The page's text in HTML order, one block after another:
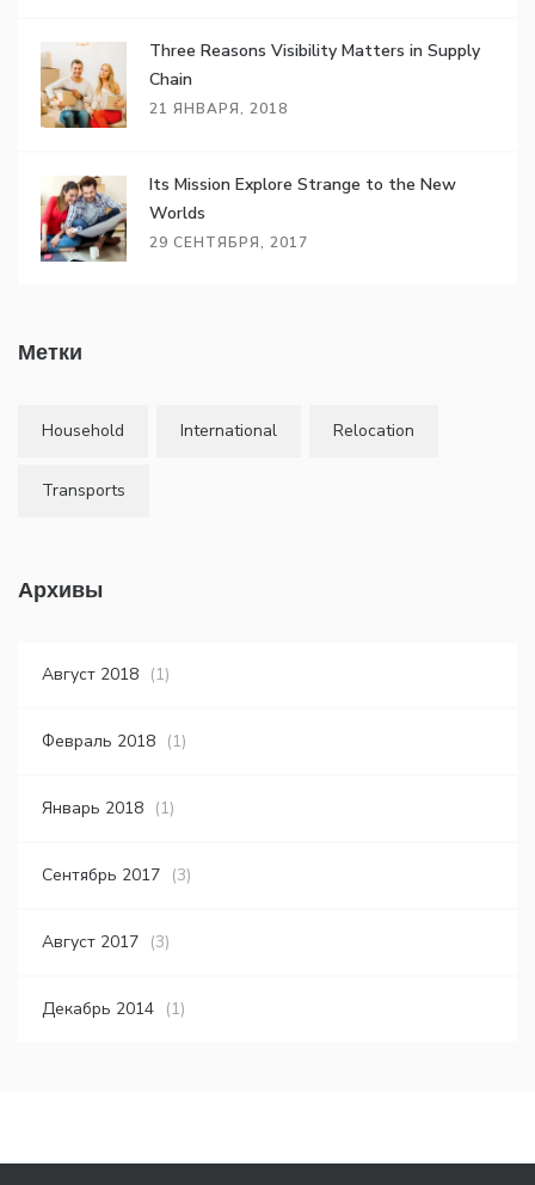
Three Reasons Visibility Matters in Supply
Chain
21 ЯНВАРЯ, 2018
Its Mission Explore Strange to the New
Worlds
29 СЕНТЯБРЯ, 2017
Метки
Household International Relocation
Transports
Архивы
Август 2018 (1)
Февраль 2018 (1)
Январь 2018 (1)
Сентябрь 2017 (3)
Август 2017 (3)
Декабрь 2014 (1)